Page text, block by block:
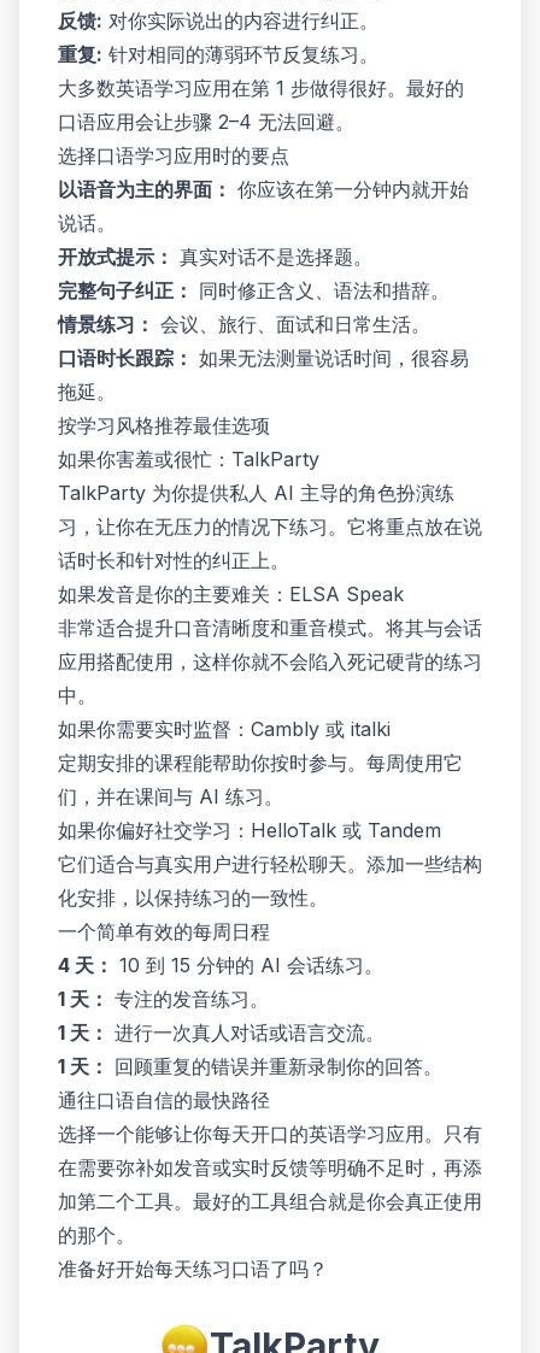
反馈: 对你实际说出的内容进行纠正。
重复: 针对相同的薄弱环节反复练习。
大多数英语学习应用在第 1 步做得很好。最好的
口语应用会让步骤 2–4 无法回避。
选择口语学习应用时的要点
以语音为主的界面： 你应该在第一分钟内就开始
说话。
开放式提示： 真实对话不是选择题。
完整句子纠正： 同时修正含义、语法和措辞。
情景练习： 会议、旅行、面试和日常生活。
口语时长跟踪： 如果无法测量说话时间，很容易
拖延。
按学习风格推荐最佳选项
如果你害羞或很忙：TalkParty
TalkParty 为你提供私人 AI 主导的角色扮演练
习，让你在无压力的情况下练习。它将重点放在说
话时长和针对性的纠正上。
如果发音是你的主要难关：ELSA Speak
非常适合提升口音清晰度和重音模式。将其与会话
应用搭配使用，这样你就不会陷入死记硬背的练习
中。
如果你需要实时监督：Cambly 或 italki
定期安排的课程能帮助你按时参与。每周使用它
们，并在课间与 AI 练习。
如果你偏好社交学习：HelloTalk 或 Tandem
它们适合与真实用户进行轻松聊天。添加一些结构
化安排，以保持练习的一致性。
一个简单有效的每周日程
4 天： 10 到 15 分钟的 AI 会话练习。
1 天： 专注的发音练习。
1 天： 进行一次真人对话或语言交流。
1 天： 回顾重复的错误并重新录制你的回答。
通往口语自信的最快路径
选择一个能够让你每天开口的英语学习应用。只有
在需要弥补如发音或实时反馈等明确不足时，再添
加第二个工具。最好的工具组合就是你会真正使用
的那个。
准备好开始每天练习口语了吗？